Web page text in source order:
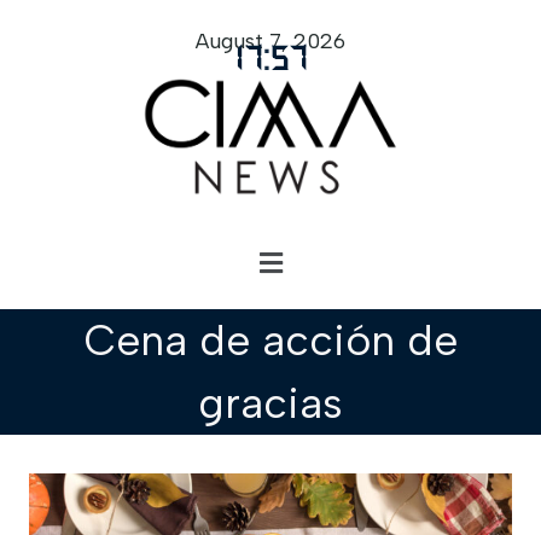
17:57
August 7, 2026
Cena de acción de
gracias